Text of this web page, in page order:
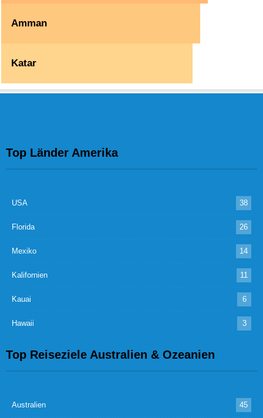
Amman
Katar
Top Länder Amerika
USA 38
Florida 26
Mexiko 14
Kalifornien 11
Kauai 6
Hawaii 3
Top Reiseziele Australien & Ozeanien
Australien 45